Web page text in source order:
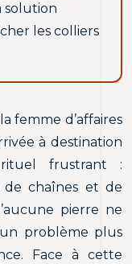
solution
les colliers
femme d’affaires
à destination
frustrant :
de chaînes et de
pierre ne
problème plus
Face à cette